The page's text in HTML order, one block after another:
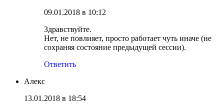
09.01.2018 в 10:12
Здравствуйте.
Нет, не повлияет, просто работает чуть иначе (не
сохраняя состояние предыдущей сессии).
Ответить
Алекс
13.01.2018 в 18:54